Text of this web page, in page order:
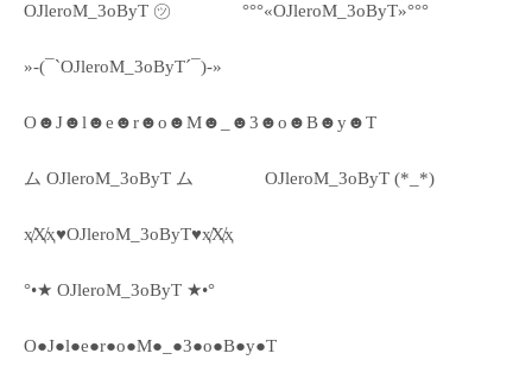
OJleroM_3oByT ㋡ °°°«OJleroM_3oByT»°°°
»-(¯`OJleroM_3oByT´¯)-»
O☻J☻l☻e☻r☻o☻M☻_☻3☻o☻B☻y☻T
ム OJleroM_3oByT ム OJleroM_3oByT (*_*)
ҳ̸Ҳ̸ҳ♥OJleroM_3oByT♥ҳ̸Ҳ̸ҳ
°•★ OJleroM_3oByT ★•°
O●J●l●e●r●o●M●_●3●o●B●y●T